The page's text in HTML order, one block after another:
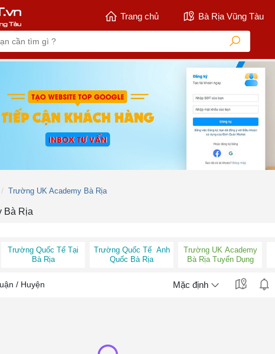
Trang chủ Bà Rịa Vũng Tàu
Trường UK Academy Bà Rịa
Bà Rịa
Trường Quốc Tế Tại
Bà Rịa
Trường Quốc Tế Anh
Quốc Bà Rịa
Trường UK Academy
Bà Rịa Tuyển Dụng
/ Huyện Mặc định